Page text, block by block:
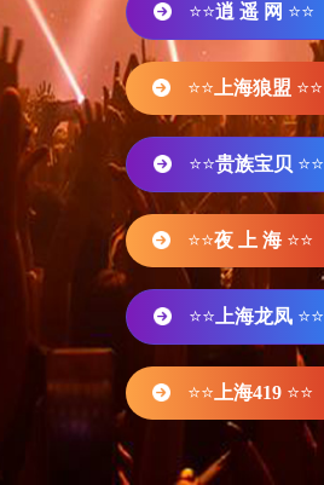
⭐⭐逍 遥 网 ⭐⭐
⭐⭐ 上海狼盟 ⭐⭐
⭐⭐贵族宝贝 ⭐⭐
⭐⭐夜 上 海 ⭐⭐
⭐⭐ 上海龙凤 ⭐⭐
⭐⭐ 上海419 ⭐⭐